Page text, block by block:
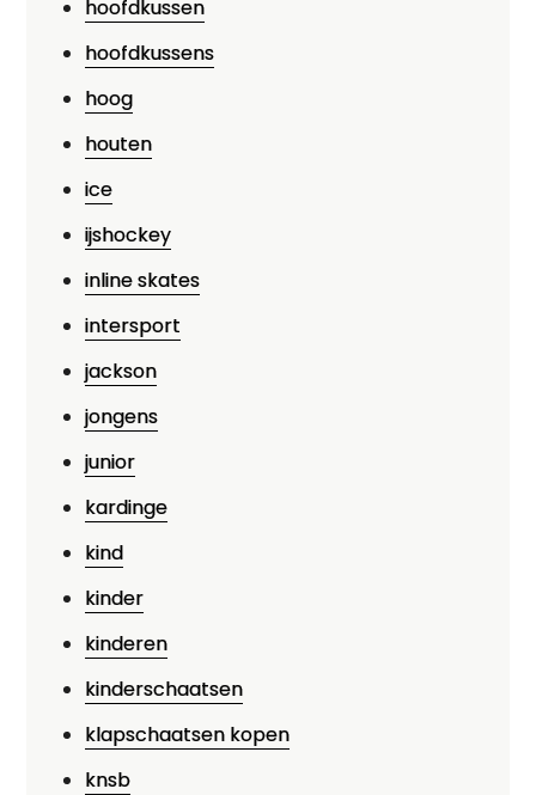
hoofdkussen
hoofdkussens
hoog
houten
ice
ijshockey
inline skates
intersport
jackson
jongens
junior
kardinge
kind
kinder
kinderen
kinderschaatsen
klapschaatsen kopen
knsb